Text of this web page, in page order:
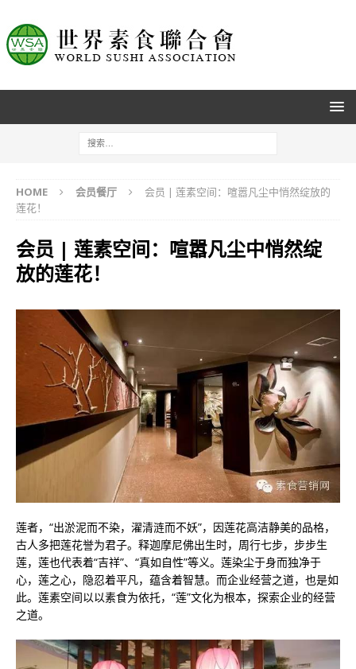
HOME 会员餐厅
会员 | 莲素空间：喧嚣凡尘中悄然绽放的
莲花！
会员 | 莲素空间：喧嚣凡尘中悄然绽
放的莲花！
莲者，“出淤泥而不染，濯清涟而不妖”，因莲花高洁静美的品格，
古人多把莲花誉为君子。释迦摩尼佛出生时，周行七步，步步生
莲，莲也代表着“吉祥”、“真如自性”等义。莲染尘于身而独净于
心，莲之心，隐忍着平凡，蕴含着智慧。而企业经营之道，也是如
此。莲素空间以以素食为依托，“莲”文化为根本，探索企业的经营
之道。